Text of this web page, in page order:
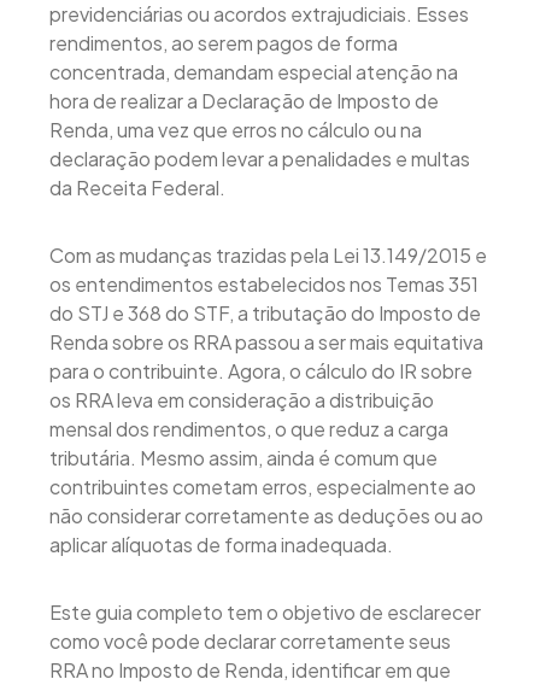
previdenciárias ou acordos extrajudiciais. Esses
rendimentos, ao serem pagos de forma
concentrada, demandam especial atenção na
hora de realizar a Declaração de Imposto de
Renda, uma vez que erros no cálculo ou na
declaração podem levar a penalidades e multas
da Receita Federal.
Com as mudanças trazidas pela Lei 13.149/2015 e
os entendimentos estabelecidos nos Temas 351
do STJ e 368 do STF, a tributação do Imposto de
Renda sobre os RRA passou a ser mais equitativa
para o contribuinte. Agora, o cálculo do IR sobre
os RRA leva em consideração a distribuição
mensal dos rendimentos, o que reduz a carga
tributária. Mesmo assim, ainda é comum que
contribuintes cometam erros, especialmente ao
não considerar corretamente as deduções ou ao
aplicar alíquotas de forma inadequada.
Este guia completo tem o objetivo de esclarecer
como você pode declarar corretamente seus
RRA no Imposto de Renda, identificar em que